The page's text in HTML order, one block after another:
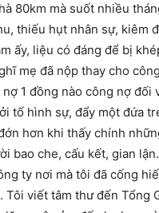
80km mà suốt nhiều
thiếu hụt nhân sự, kiêm
ấy, liệu có đáng để bị
mẹ đã nộp thay cho
1 đồng nào công nợ
tố hình sự, đẩy một đứa
hơn khi thấy chính
bao che, cấu kết, gian lận.
ty nơi mà tôi đã cống
Tôi viết tâm thư đến